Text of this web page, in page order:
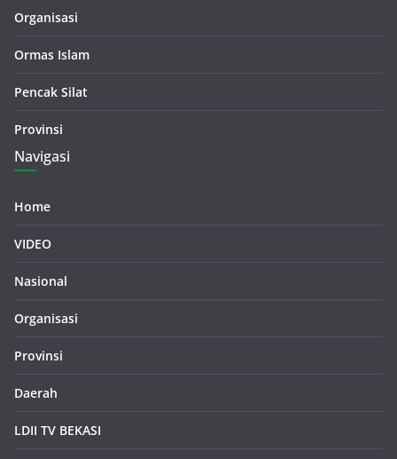
Organisasi
Ormas Islam
Pencak Silat
Provinsi
Navigasi
Home
VIDEO
Nasional
Organisasi
Provinsi
Daerah
LDII TV BEKASI